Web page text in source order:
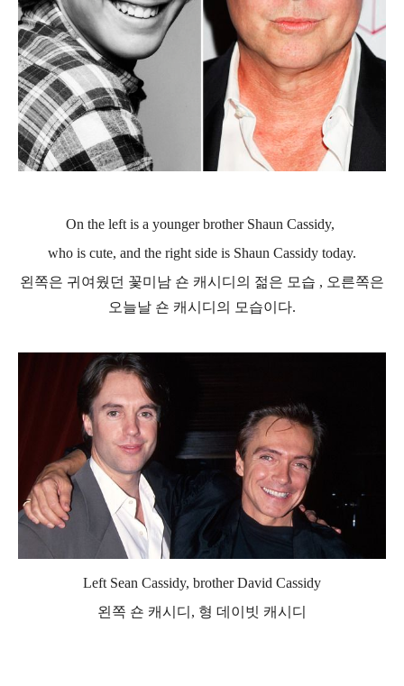
On the left is a younger brother Shaun Cassidy,
who is cute, and the right side is Shaun Cassidy today.
왼쪽은 귀여웠던 꽃미남 숀 캐시디의 젊은 모습 , 오른쪽은
오늘날 숀 캐시디의 모습이다.
Left Sean Cassidy, brother David Cassidy
왼쪽 숀 캐시디, 형 데이빗 캐시디